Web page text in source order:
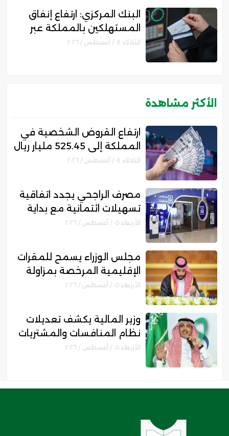
البنك المركزي: ارتفاع إنفاق
المستهلكين بالمملكة عبر
الثلاثاء ٠٤ / أغسطس / ٢٠٢٦
الأكثر مشاهدة
ارتفاع القروض الشخصية في
المملكة إلى 525.45 مليار ريال
.. ونمو قروض بطاقات
الثلاثاء ٠٤ / أغسطس / ٢٠٢٦
مصرف الراجحي يجدد اتفاقية
تسهيلات ائتمانية مع بداية
الأربعاء ٠٥ / أغسطس / ٢٠٢٦
مجلس الوزراء يسمح للمقرات
الإقليمية المرخصة بمزاولة
الأنشطة المالية عابرة الحدود
الأربعاء ٠٥ / أغسطس / ٢٠٢٦
وزير المالية يكشف تعديلات
نظام المنافسات والمشتريات
الحكومية الجديد
الأربعاء ٠٥ / أغسطس / ٢٠٢٦